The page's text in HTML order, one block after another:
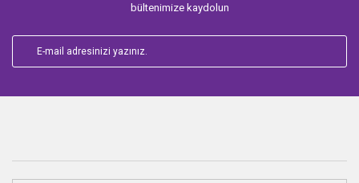
bültenimize kaydolun